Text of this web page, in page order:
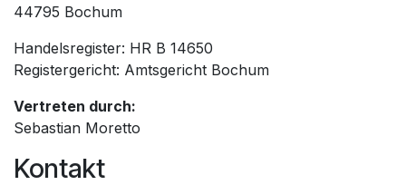
44795 Bochum
Handelsregister: HR B 14650
Registergericht: Amtsgericht Bochum
Vertreten durch:
Sebastian Moretto
Kontakt